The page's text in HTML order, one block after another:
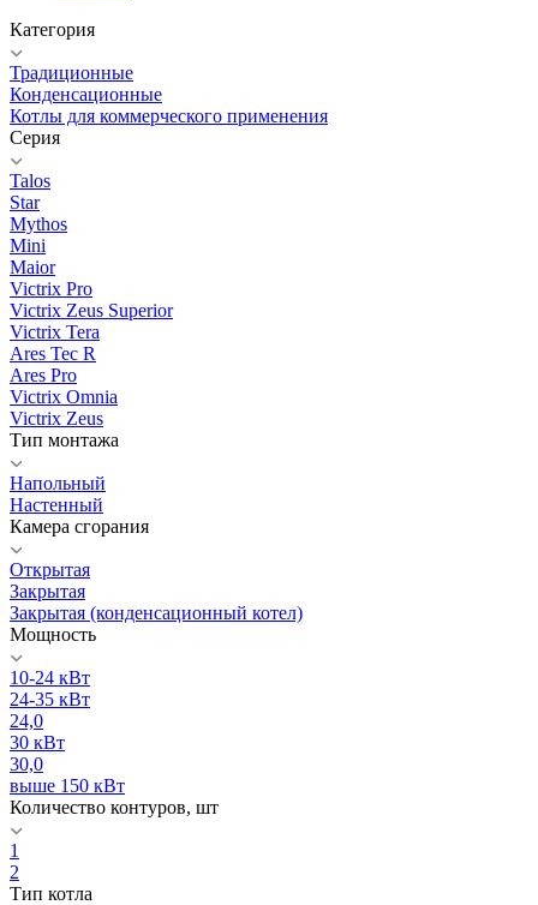
Категория
Традиционные
Конденсационные
Котлы для коммерческого применения
Серия
Talos
Star
Mythos
Mini
Maior
Victrix Pro
Victrix Zeus Superior
Victrix Tera
Ares Tec R
Ares Pro
Victrix Omnia
Victrix Zeus
Тип монтажа
Напольный
Настенный
Камера сгорания
Открытая
Закрытая
Закрытая (конденсационный котел)
Мощность
10-24 кВт
24-35 кВт
24,0
30 кВт
30,0
выше 150 кВт
Количество контуров, шт
1
2
Тип котла